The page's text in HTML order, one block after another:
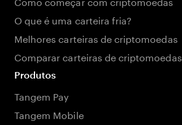
O que é uma carteira fria?
Melhores carteiras de criptomoedas
Comparar carteiras de criptomoedas
Produtos
Tangem Pay
Tangem Mobile